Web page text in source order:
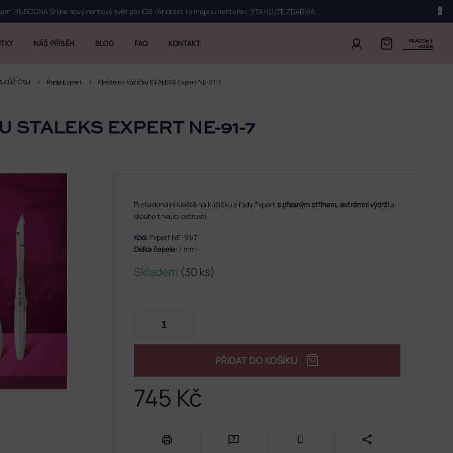
RUSCONA Shine nový nehtový svět pro iOS i Android. I s mapou nehtařek. STAHUJTE ZDARMA.
PRÁZDNÝ
KOŠÍK
NÁŠ PŘÍBĚH BLOG FAQ KONTAKT
KŮŽIČKU Řada Expert Kleště na kůžičku STALEKS Expert NE-91-7
STALEKS EXPERT NE-91-7
745 Kč
Skladem (30 ks)
PŘIDAT DO KOŠÍKU
Profesionální kleště na kůžičku z řady Expert s přesným střihem, extrémní výdržía
dlouho trvající ostrostí.
Kód: Expert NE-91/7
Délka čepele: 7 mm